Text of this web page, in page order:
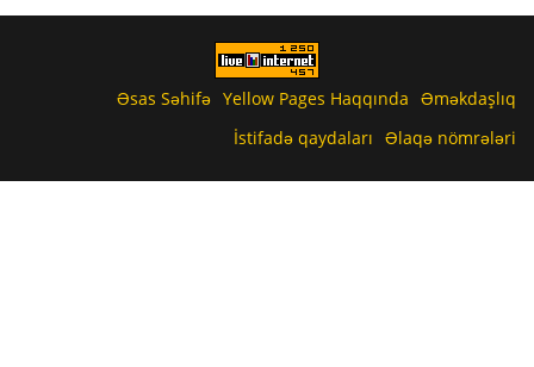
Əsas Səhifə Yellow Pages Haqqında Əməkdaşlıq
İstifadə qaydaları Əlaqə nömrələri